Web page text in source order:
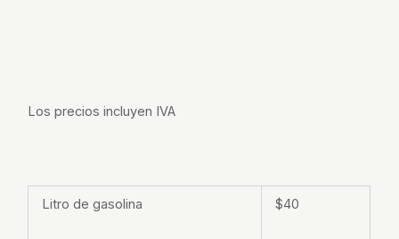
Los precios incluyen IVA
Litro de gasolina $40